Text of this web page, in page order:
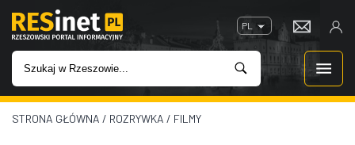
PL
WIADOMOŚCI
STRONA GŁÓWNA / ROZRYWKA / FILMY